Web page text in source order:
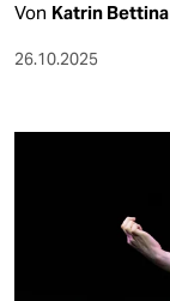
Von Katrin
26.10.2025